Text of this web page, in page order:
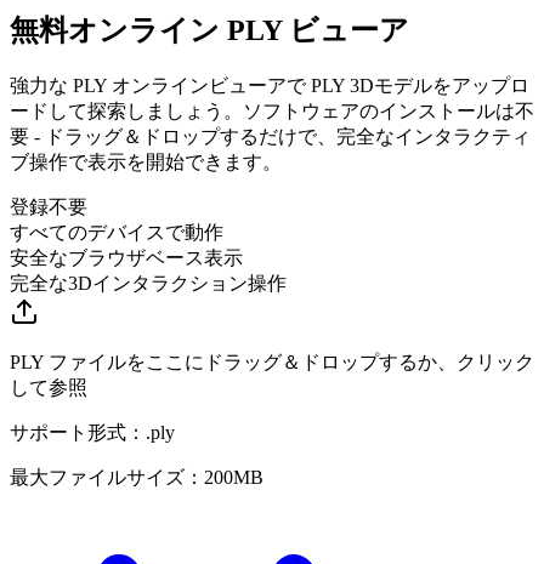
無料オンライン PLY ビューア
強力な PLY オンラインビューアで PLY 3Dモデルをアップロ
ードして探索しましょう。ソフトウェアのインストールは不
要 - ドラッグ＆ドロップするだけで、完全なインタラクティ
ブ操作で表示を開始できます。
登録不要
すべてのデバイスで動作
安全なブラウザベース表示
完全な3Dインタラクション操作
PLY ファイルをここにドラッグ＆ドロップするか、クリック
して参照
サポート形式： .ply
最大ファイルサイズ：200MB